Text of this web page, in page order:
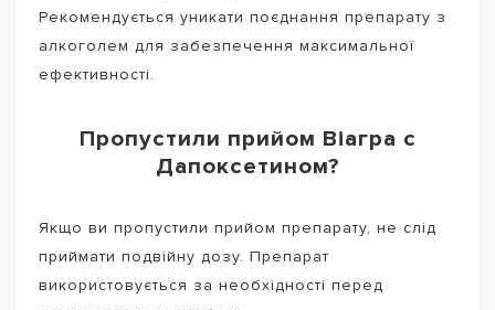
Рекомендується уникати поєднання препарату з
алкоголем для забезпечення максимальної
ефективності.
Пропустили прийом Віагра с
Дапоксетином?
Якщо ви пропустили прийом препарату, не слід
приймати подвійну дозу. Препарат
використовується за необхідності перед